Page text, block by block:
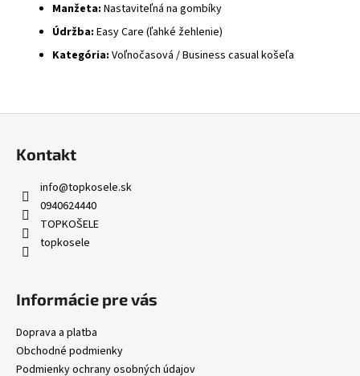
Manžeta: Nastaviteľná na gombíky
Údržba: Easy Care (ľahké žehlenie)
Kategória: Voľnočasová / Business casual košeľa
Kontakt
info@topkosele.sk
0940624440
TOPKOŠELE
topkosele
Informácie pre vás
Doprava a platba
Obchodné podmienky
Podmienky ochrany osobných údajov